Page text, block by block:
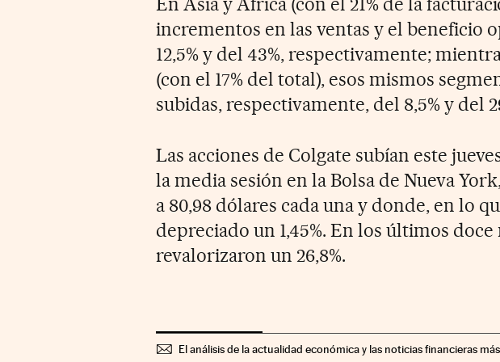
incrementos en las ventas y el beneficio
12,5% y del 43%, respectivamente;
(con el 17% del total), esos mismos
subidas, respectivamente, del 8,5% y del
Las acciones de Colgate subían este
la media sesión en la Bolsa de Nueva
a 80,98 dólares cada una y donde, en lo
depreciado un 1,45%. En los últimos doce
revalorizaron un 26,8%.
El análisis de la actualidad económica y las noticias financieras